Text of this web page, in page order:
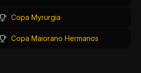
Copa Myrurgia
Copa Maiorano Hermanos